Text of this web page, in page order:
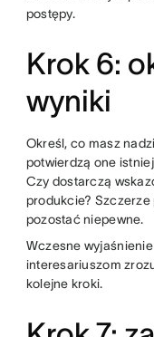
postępy.
Krok 6:
wyniki
Określ, co masz
potwierdzą one
Czy dostarczą
produkcie?
pozostać niepewne.
Wczesne
interesariuszom
kolejne kroki.